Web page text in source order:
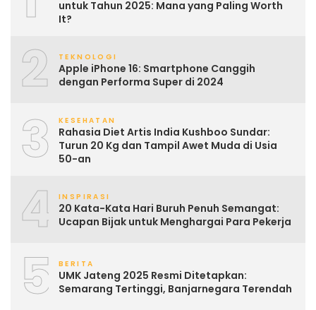
untuk Tahun 2025: Mana yang Paling Worth
It?
2 TEKNOLOGI
Apple iPhone 16: Smartphone Canggih
dengan Performa Super di 2024
3 KESEHATAN
Rahasia Diet Artis India Kushboo Sundar:
Turun 20 Kg dan Tampil Awet Muda di Usia
50-an
4 INSPIRASI
20 Kata-Kata Hari Buruh Penuh Semangat:
Ucapan Bijak untuk Menghargai Para Pekerja
5 BERITA
UMK Jateng 2025 Resmi Ditetapkan:
Semarang Tertinggi, Banjarnegara Terendah